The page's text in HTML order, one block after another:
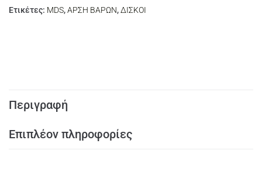
Ετικέτες: MDS,ΑΡΣΗ ΒΑΡΩΝ,ΔΙΣΚΟΙ
Περιγραφή
Επιπλέον πληροφορίες